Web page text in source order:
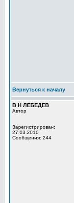
Вернуться к началу
В Н ЛЕБЕДЕВ
Автор
Зарегистрирован:
27.03.2010
Сообщения: 244